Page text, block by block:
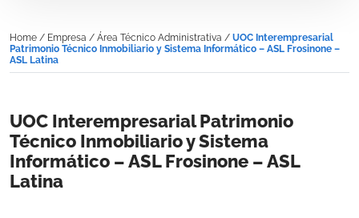
Home / Empresa / Área Técnico Administrativa / UOC Interempresarial
Patrimonio Técnico Inmobiliario y Sistema Informático – ASL Frosinone –
ASL Latina
UOC Interempresarial Patrimonio
Técnico Inmobiliario y Sistema
Informático – ASL Frosinone – ASL
Latina